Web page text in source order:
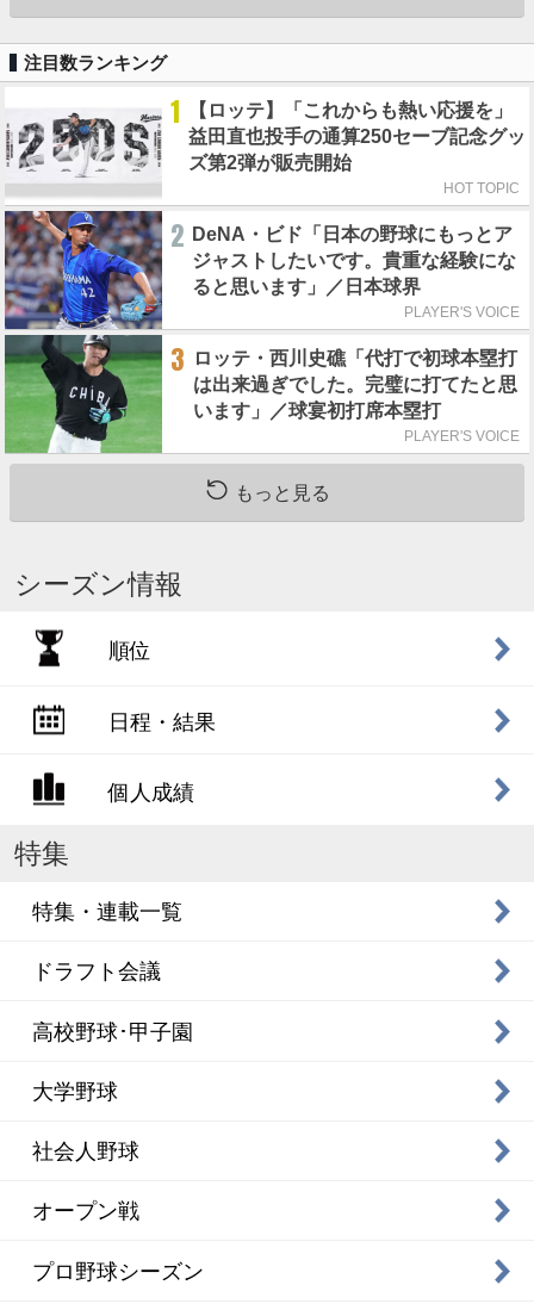
注目数ランキング
1
【ロッテ】「これからも熱い応援を」
益田直也投手の通算250セーブ記念グッ
ズ第2弾が販売開始
HOT TOPIC
2 DeNA・ビド「日本の野球にもっとア
ジャストしたいです。貴重な経験にな
ると思います」／日本球界
PLAYER'S VOICE
3
ロッテ・西川史礁「代打で初球本塁打
は出来過ぎでした。完璧に打てたと思
います」／球宴初打席本塁打
PLAYER'S VOICE
もっと見る
シーズン情報
順位
日程・結果
個人成績
特集
特集・連載一覧
ドラフト会議
高校野球･甲子園
大学野球
社会人野球
オープン戦
プロ野球シーズン